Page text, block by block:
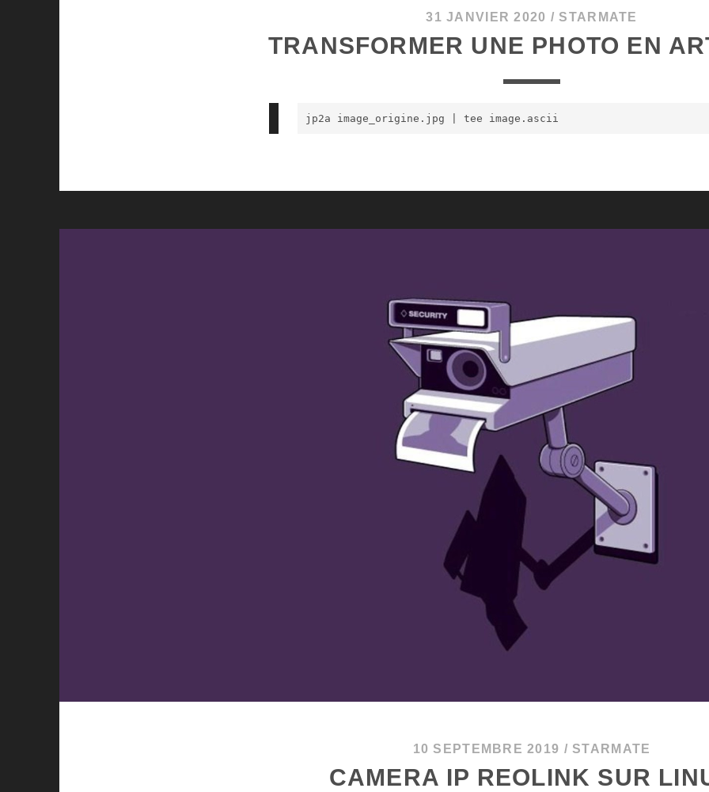
31 JANVIER 2020 / STARMATE
TRANSFORMER UNE PHOTO EN
jp2a image_origine.jpg tee image.ascii
10 SEPTEMBRE 2019 / STARMATE
CAMERA IP REOLINK SUR